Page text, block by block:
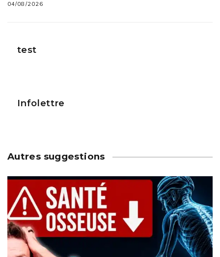
04/08/2026
test
Infolettre
Autres suggestions